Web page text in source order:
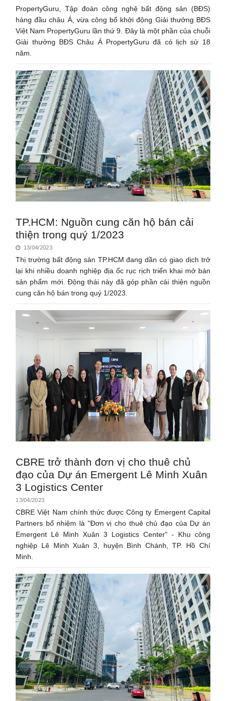
PropertyGuru, Tập đoàn công nghệ bất động sản (BĐS)
hàng đầu châu Á, vừa công bố khởi động Giải thưởng BĐS
Việt Nam PropertyGuru lần thứ 9. Đây là một phần của chuỗi
Giải thưởng BĐS Châu Á PropertyGuru đã có lịch sử 18
năm.
TP.HCM: Nguồn cung căn hộ bán cải
thiện trong quý 1/2023
13/04/2023
Thị trường bất động sản TP.HCM đang dần có giao dịch trở
lại khi nhiều doanh nghiệp địa ốc rục rịch triển khai mở bán
sản phẩm mới. Động thái này đã góp phần cái thiện nguồn
cung căn hộ bán trong quý 1/2023.
CBRE trở thành đơn vị cho thuê chủ
đạo của Dự án Emergent Lê Minh Xuân
3 Logistics Center
13/04/2023
CBRE Việt Nam chính thức được Công ty Emergent Capital
Partners bổ nhiệm là "Đơn vị cho thuê chủ đạo của Dự án
Emergent Lê Minh Xuân 3 Logistics Center" - Khu công
nghiệp Lê Minh Xuân 3, huyện Bình Chánh, TP. Hồ Chí
Minh.